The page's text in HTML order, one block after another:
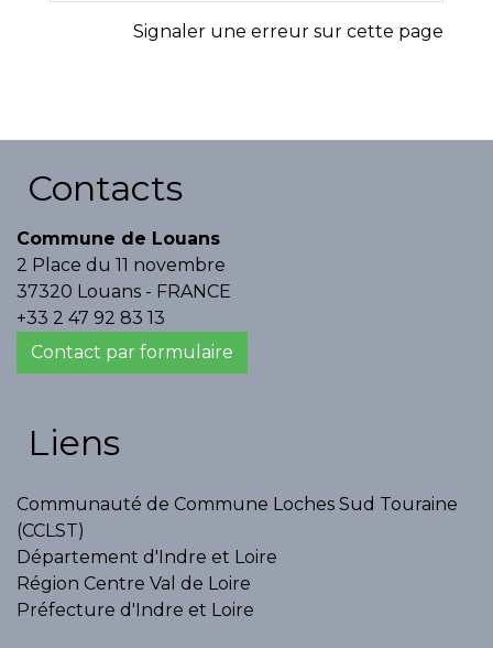
Signaler une erreur sur cette page
Contacts
Commune de Louans
2 Place du 11 novembre
37320 Louans - FRANCE
+33 2 47 92 83 13
Contact par formulaire
Liens
Communauté de Commune Loches Sud Touraine
(CCLST)
Département d'Indre et Loire
Région Centre Val de Loire
Préfecture d'Indre et Loire